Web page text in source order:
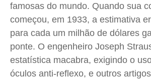
famosas do mundo. Quando sua
começou, em 1933, a estimativa
para cada um milhão de dólares
ponte. O engenheiro Joseph
estatística macabra, exigindo o
óculos anti-reflexo, e outros